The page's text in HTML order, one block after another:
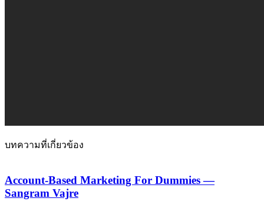
บทความที่เกี่ยวข้อง
Account-Based Marketing For Dummies —
Sangram Vajre